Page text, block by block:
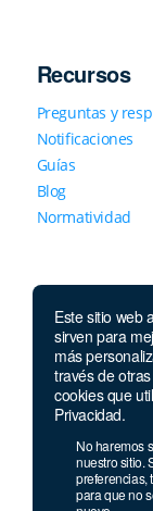
Este sitio web
sirven para
más
través de
cookies que
Privacidad.
No haremos
nuestro sitio.
preferencias,
para que no
Recursos
Preguntas y
Notificaciones
Guías
Blog
Normatividad
Lunes a jueves
a 5:30 p.m.
7 a.m. a 5 p.m.
Whatsapp:+593